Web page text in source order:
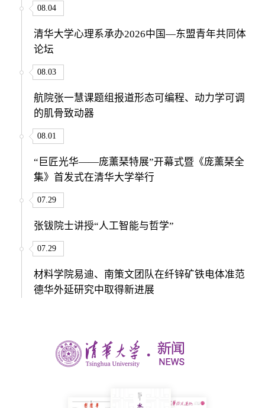
08.04
清华大学心理系承办2026中国—东盟青年共同体
论坛
08.03
航院张一慧课题组报道形态可编程、动力学可调
的肌骨致动器
08.01
“巨匠光华——庞薰琹特展”开幕式暨《庞薰琹全
集》首发式在清华大学举行
07.29
张钹院士讲授“人工智能与哲学”
07.29
材料学院易迪、南策文团队在纤锌矿铁电体准范
德华外延研究中取得新进展